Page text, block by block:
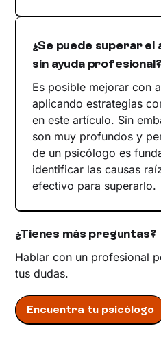
¿Se puede superar
sin ayuda profesional?
Es posible mejorar con
aplicando estrategias
en este artículo. Sin
son muy profundos y
de un psicólogo es
identificar las causas
efectivo para superarlo.
¿Tienes más preguntas?
Hablar con un profesional
tus dudas.
Encuentra tu psicólogo